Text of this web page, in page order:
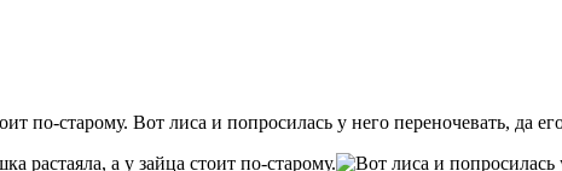
по-старому. Вот лиса и попросилась у него переночевать, да